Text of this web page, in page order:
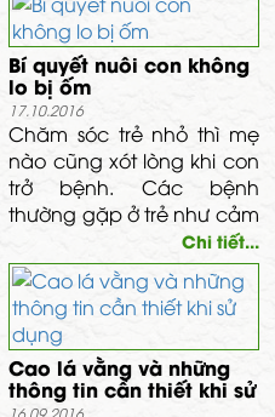
món ăn bổ dưỡng, giàu
khoáng chất để có thể đủ
sữa cho bé.
Bí quyết nuôi con không
lo bị ốm
17.10.2016
Chăm sóc trẻ nhỏ thì mẹ
nào cũng xót lòng khi con
trở bệnh. Các bệnh
thường gặp ở trẻ như cảm
lạnh, trúng gió, đầy bụng,
no hơi, khó tiêu, …hay khi
bé bị muỗi, côn trùng cắn
làm da bé sưng đỏ cũng
làm mẹ “rối như tơ vò”.
Những lúc này, Dầu Tràm
giúp các mẹ an tâm khi
Chi tiết...
Cao lá vằng và những
thông tin cần thiết khi sử
dụng